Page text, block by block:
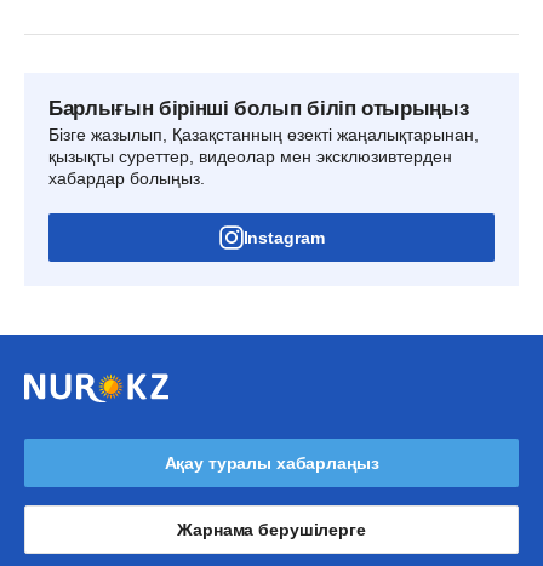
Барлығын бірінші болып біліп отырыңыз
Бізге жазылып, Қазақстанның өзекті жаңалықтарынан,
қызықты суреттер, видеолар мен эксклюзивтерден
хабардар болыңыз.
Instagram
Ақау туралы хабарлаңыз
Жарнама берушілерге